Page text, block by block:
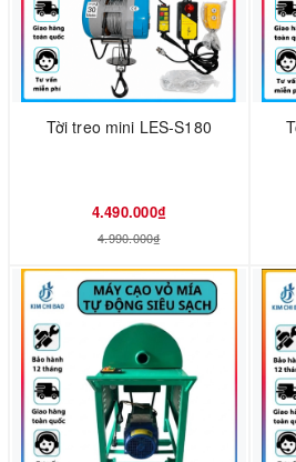
Tời treo mini LES-S180
4.490.000₫
4.990.000₫